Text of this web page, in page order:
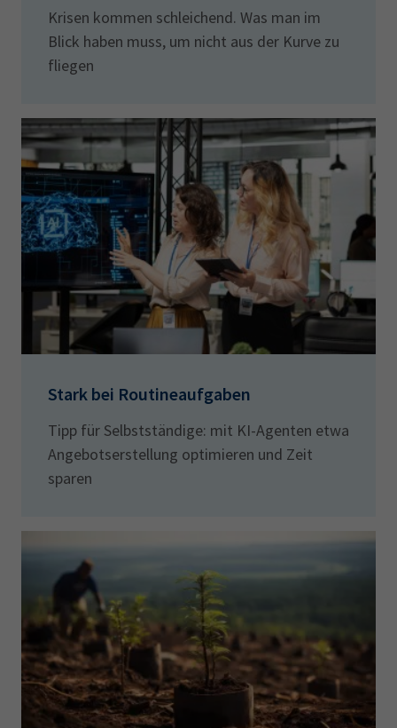
Krisen kommen schleichend. Was man im
Blick haben muss, um nicht aus der Kurve zu
fliegen
Stark bei Routineaufgaben
Tipp für Selbstständige: mit KI-Agenten etwa
Angebotserstellung optimieren und Zeit
sparen